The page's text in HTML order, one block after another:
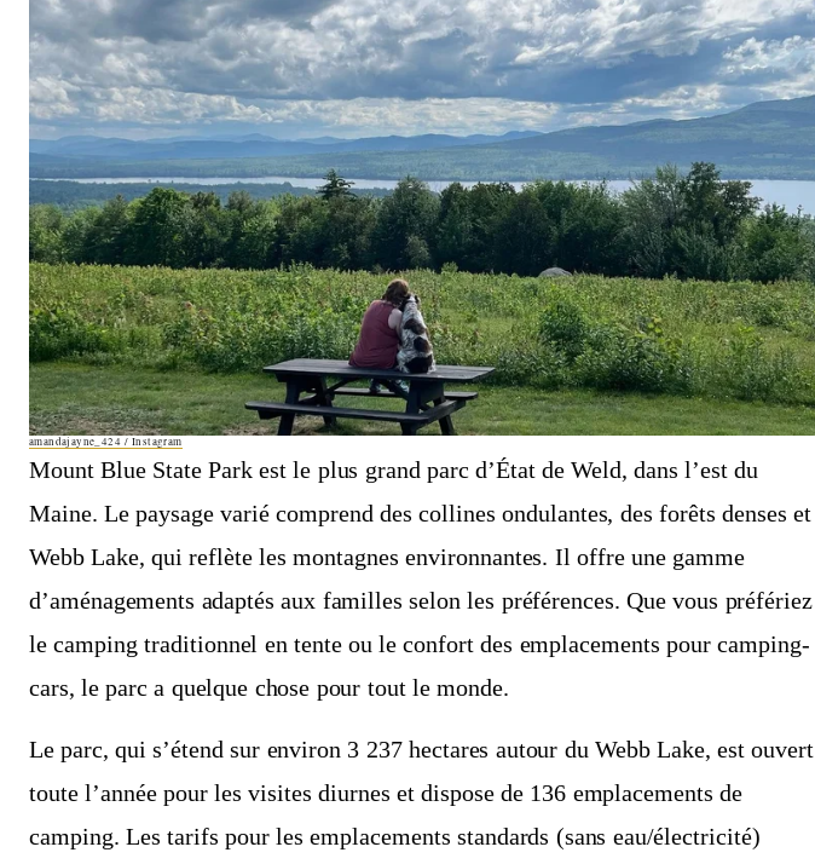
amandajayne_424 / Instagram
Mount Blue State Park est le plus grand parc d’État de Weld, dans l’est du
Maine. Le paysage varié comprend des collines ondulantes, des forêts denses et
Webb Lake, qui reflète les montagnes environnantes. Il offre une gamme
d’aménagements adaptés aux familles selon les préférences. Que vous préfériez
le camping traditionnel en tente ou le confort des emplacements pour camping-
cars, le parc a quelque chose pour tout le monde.
Le parc, qui s’étend sur environ 3 237 hectares autour du Webb Lake, est ouvert
toute l’année pour les visites diurnes et dispose de 136 emplacements de
camping. Les tarifs pour les emplacements standards (sans eau/électricité)